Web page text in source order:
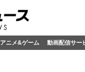
アニメ&ゲーム 動画配信サー